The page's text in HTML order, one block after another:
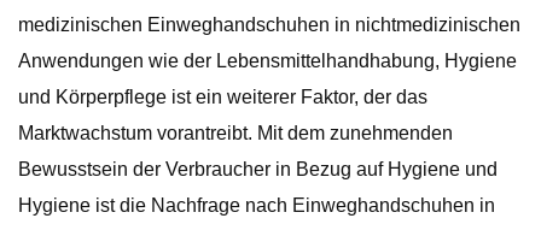
medizinischen Einweghandschuhen in nichtmedizinischen
Anwendungen wie der Lebensmittelhandhabung, Hygiene
und Körperpflege ist ein weiterer Faktor, der das
Marktwachstum vorantreibt. Mit dem zunehmenden
Bewusstsein der Verbraucher in Bezug auf Hygiene und
Hygiene ist die Nachfrage nach Einweghandschuhen in